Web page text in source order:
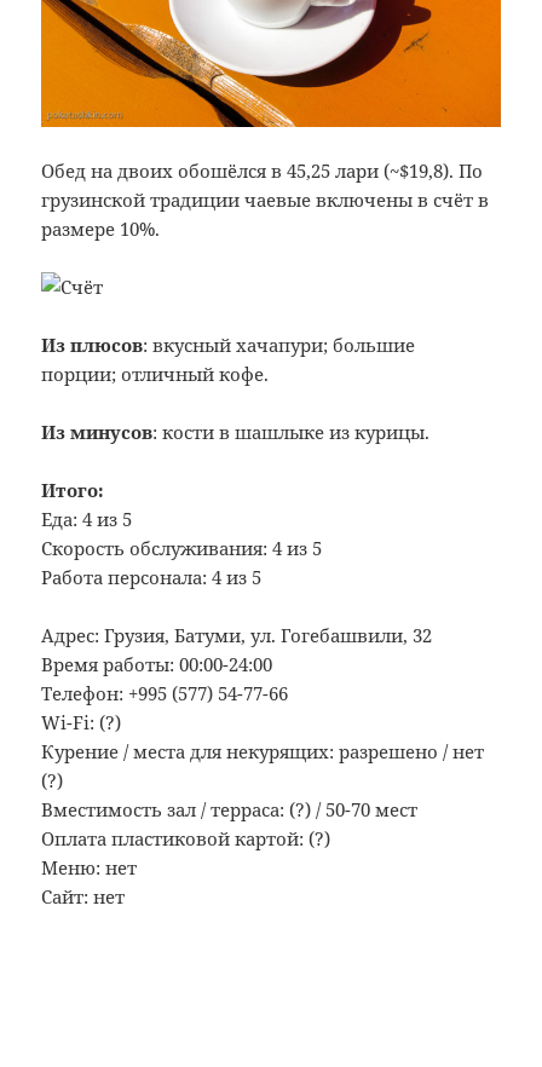
Обед на двоих обошёлся в 45,25 лари (~$19,8). По
грузинской традиции чаевые включены в счёт в
размере 10%.
Из плюсов: вкусный хачапури; большие
порции; отличный кофе.
Из минусов: кости в шашлыке из курицы.
Итого:
Еда: 4 из 5
Скорость обслуживания: 4 из 5
Работа персонала: 4 из 5
Адрес: Грузия, Батуми, ул. Гогебашвили, 32
Время работы: 00:00-24:00
Телефон: +995 (577) 54-77-66
Wi-Fi: (?)
Курение / места для некурящих: разрешено / нет
(?)
Вместимость зал / терраса: (?) / 50-70 мест
Оплата пластиковой картой: (?)
Меню: нет
Сайт: нет